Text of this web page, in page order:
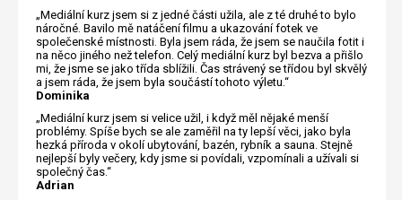
„Mediální kurz jsem si z jedné části užila, ale z té druhé to bylo
náročné. Bavilo mě natáčení filmu a ukazování fotek ve
společenské místnosti. Byla jsem ráda, že jsem se naučila fotit i
na něco jiného než telefon. Celý mediální kurz byl bezva a přišlo
mi, že jsme se jako třída sblížili. Čas strávený se třídou byl skvělý
a jsem ráda, že jsem byla součástí tohoto výletu.“
Dominika
„Mediální kurz jsem si velice užil, i když měl nějaké menší
problémy. Spíše bych se ale zaměřil na ty lepší věci, jako byla
hezká příroda v okolí ubytování, bazén, rybník a sauna. Stejně
nejlepší byly večery, kdy jsme si povídali, vzpomínali a užívali si
společný čas.“
Adrian